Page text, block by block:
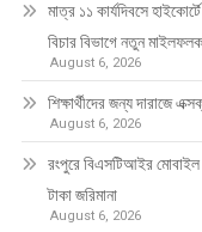
মাত্র ১১ কার্যদিবসে
বিচার বিভাগে নতুন মাইলফলক
August 6, 2026
শিক্ষার্থীদের জন্য দারাজে
August 6, 2026
রংপুরে বিএসটিআইর মোবাইল
টাকা জরিমানা
August 6, 2026